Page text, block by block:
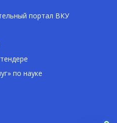
портал ВКУ
по науке
— помощник
(ВКУ). Отвечу
в бакалавриат,